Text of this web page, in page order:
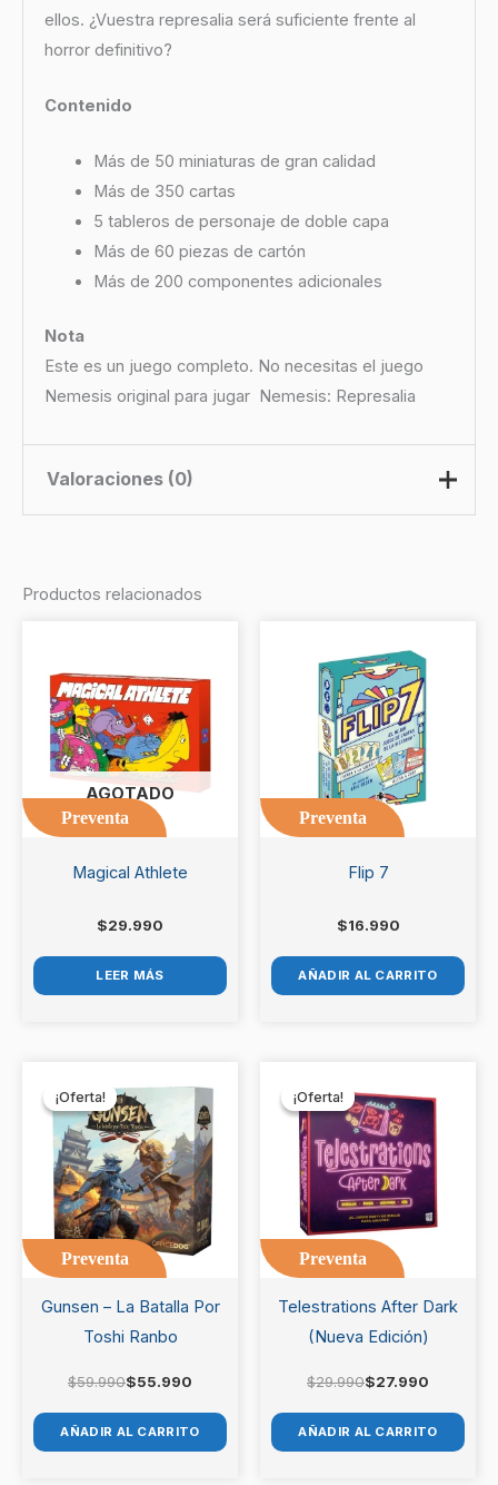
ellos. ¿Vuestra represalia será suficiente frente al
horror definitivo?
Contenido
Más de 50 miniaturas de gran calidad
Más de 350 cartas
5 tableros de personaje de doble capa
Más de 60 piezas de cartón
Más de 200 componentes adicionales
Nota
Este es un juego completo. No necesitas el juego
Nemesis original para jugar Nemesis: Represalia
Valoraciones (0)
Debesaccederpara publicar una valoración.
Productos relacionados
Preventa
AGOTADO
Magical Athlete
$29.990
LEER MÁS
Preventa
Flip 7
$16.990
AÑADIR AL CARRITO
¡Oferta!
Preventa
¡Oferta!
Gunsen – La Batalla Por
Toshi Ranbo
$59.990
precio
original
era:
$59.990.
$55.990
precio
actual
es:
$55.990.
AÑADIR AL CARRITO
¡Oferta!
Preventa
¡Oferta!
Telestrations After Dark
(Nueva Edición)
$29.990
original
era:
$29.990.
$27.990
actual
es:
$27.990.
AÑADIR AL CARRITO